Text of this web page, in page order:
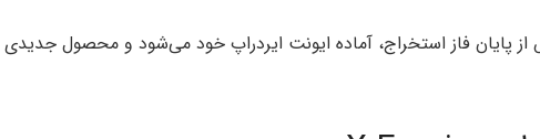
پایان فاز استخراج، آماده ایونت ایردراپ خود می‌شود و محصول جدیدی